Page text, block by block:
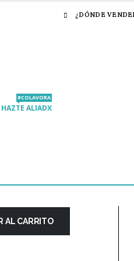
¿DÓNDE
HAZTE ALIADX
#COLAVORA
AL CARRITO